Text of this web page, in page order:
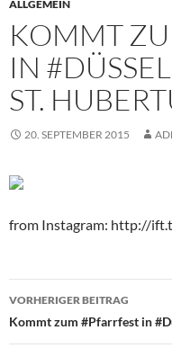
ALLGEMEIN
KOMMT
IN
ST.
20. SEPTEMBER 2015
from Instagram: http://
VORHERIGER BEITRAG
Kommt zum #Pfarrfest in